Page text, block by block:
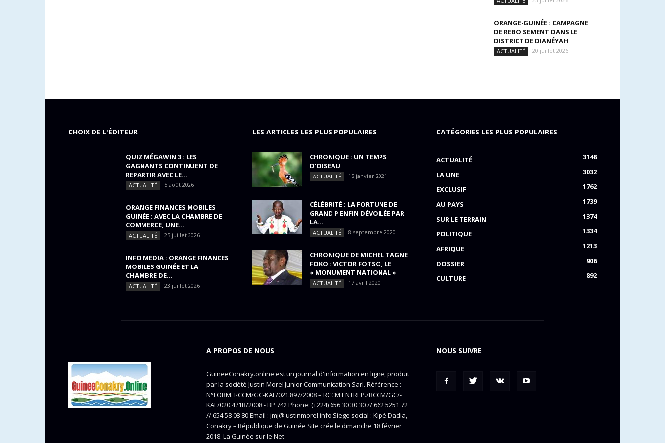
ORANGE-GUINÉE : CAMPAGNE
DE REBOISEMENT DANS LE
DISTRICT DE DIANÉYAH
ACTUALITÉ 20 juillet 2026
CHOIX DE L'ÉDITEUR
QUIZ MÉGAWIN 3 : LES
GAGNANTS CONTINUENT DE
REPARTIR AVEC LE...
ACTUALITÉ 5 août 2026
ORANGE FINANCES MOBILES
GUINÉE : AVEC LA CHAMBRE DE
COMMERCE, UNE...
ACTUALITÉ 25 juillet 2026
INFO MEDIA : ORANGE FINANCES
MOBILES GUINÉE ET LA
CHAMBRE DE...
ACTUALITÉ 23 juillet 2026
LES ARTICLES LES PLUS POPULAIRES
CHRONIQUE : UN TEMPS
D’OISEAU
ACTUALITÉ 15 janvier 2021
CÉLÉBRITÉ : LA FORTUNE DE
GRAND P ENFIN DÉVOILÉE PAR
LA...
ACTUALITÉ 8 septembre 2020
CHRONIQUE DE MICHEL TAGNE
FOKO : VICTOR FOTSO, LE
« MONUMENT NATIONAL »
ACTUALITÉ 17 avril 2020
CATÉGORIES LES PLUS POPULAIRES
ACTUALITÉ
3148
LA UNE
3032
EXCLUSIF
1762
AU PAYS
1739
SUR LE TERRAIN
1374
POLITIQUE
1334
AFRIQUE
1213
DOSSIER
906
CULTURE
892
A PROPOS DE NOUS
GuineeConakry.online est un journal d'information en ligne, produit
par la société Justin Morel Junior Communication Sarl. Référence :
N°FORM. RCCM/GC-KAL/021.897/2008 – RCCM ENTREP./RCCM/GC/-
KAL/020.471B/2008 - BP 742 Phone: (+224) 656 30 30 30 // 662 5251 72
// 654 58 08 80 Email : jmj@justinmorel.info Siege social : Kipé Dadia,
Conakry – République de Guinée Site crée le dimanche 18 février
2018. La Guinée sur le Net
NOUS SUIVRE